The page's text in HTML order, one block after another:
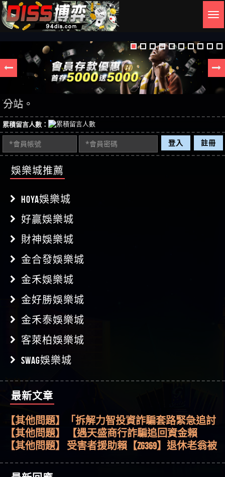
累積留言人數：
登入 註冊
娛樂城推薦
HOYA娛樂城
好贏娛樂城
財神娛樂城
金合發娛樂城
金禾娛樂城
金好勝娛樂城
金禾泰娛樂城
客萊柏娛樂城
SWAG娛樂城
最新文章
【其他問題】用理性數據指路，開啟你的高回報
這樣挑！RTP、波動率和平台安全的全攻略！
【推薦博弈】這款《ATG 武俠》老虎機真的猛！玩
過才知道什麼叫超過3萬種中獎方式！
【推薦博弈】BNG電子遊戲完整攻略！熱門老虎
機、集鴻運玩法、獨家試玩一次看！
【其他問題】【2025】ATG試玩必看！戰神賽特
51,000倍數玩法攻略，輕鬆稱霸老虎機！
【其他問題】「拆解力智投資詐騙套路緊急追討
賴zg369」力智投資是不是詐騙 力智投資是真的嗎
力智投資是詐騙嗎 南部老翁還在癡迷力智投資高
【其他問題】 【遇天盛商行詐騙追回資金賴
zg369】天盛商行詐騙 天盛商行是不是詐騙 天盛商
招教你拿回
【其他問題】 受害者援助賴【zg369】退休老翁被
點靈是不是詐騙 大戶e點靈是詐騙嗎 大戶e點靈無
費討回資金賴zg369】弘記投資是詐騙嗎 弘記投資
【其他問題】 被騙追回賴【zg369】KnTop利用新型
【盧鴻傑】請問一下100多萬會出金嗎，有誰可以
回答
【王亞廷】LINE:kK605638
【王亞廷】#免費手遊#錢龍皇ONLINE#http
【傑】真的
【蔡如軒】黑網一個呵呵
【Wei】讚
【沈樂慧】又是九州??爛死了黑網不要玩